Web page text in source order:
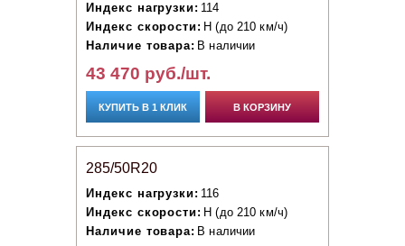
Индекс нагрузки: 114
Индекс скорости: H (до 210 км/ч)
Наличие товара: В наличии
43 470 руб./шт.
КУПИТЬ В 1 КЛИК В КОРЗИНУ
285/50R20
Индекс нагрузки: 116
Индекс скорости: H (до 210 км/ч)
Наличие товара: В наличии